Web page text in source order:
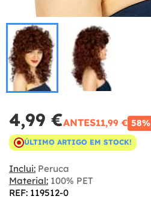
4,99 €ANTES11,99 € 58%
ÚLTIMO ARTIGO EM STOCK!
Inclui: Peruca
Material: 100% PET
REF: 119512-0